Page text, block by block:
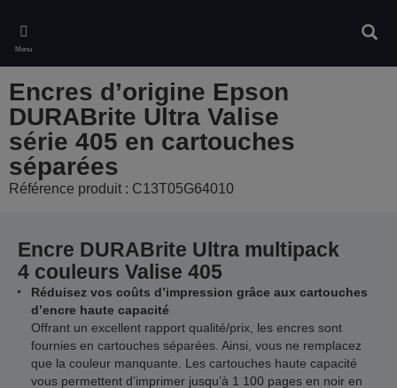
main
content
Menu
Encres d’origine Epson
DURABrite Ultra Valise
série 405 en cartouches
séparées
Référence produit : C13T05G64010
Encre DURABrite Ultra multipack
4 couleurs Valise 405
Réduisez vos coûts d’impression grâce aux cartouches
d’encre haute capacité
Offrant un excellent rapport qualité/prix, les encres sont
fournies en cartouches séparées. Ainsi, vous ne remplacez
que la couleur manquante. Les cartouches haute capacité
vous permettent d’imprimer jusqu’à 1 100 pages en noir en